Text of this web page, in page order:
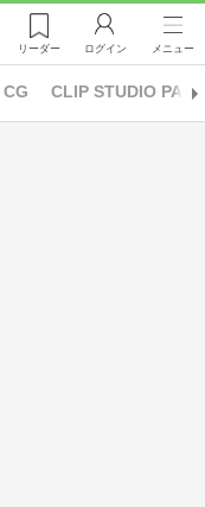
リーダー ログイン メニュー
CG CLIP STUDIO